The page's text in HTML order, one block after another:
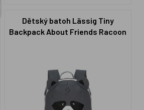
Dětský batoh Lässig Tiny
Backpack About Friends Racoon